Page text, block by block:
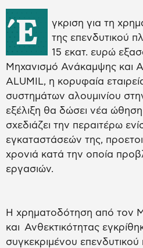
Έ
γκριση για τη
της επενδυτικού
15 εκατ. ευρώ
Μηχανισμό Ανάκαμψης και
ALUMIL, η κορυφαία
συστημάτων αλουμινίου
εξέλιξη θα δώσει νέα
σχεδιάζει την περαιτέρω
εγκαταστάσεών της,
χρονιά κατά την οποία
εργασιών.
Η χρηματοδότηση από τον
και Ανθεκτικότητας
συγκεκριμένου